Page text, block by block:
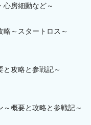
房細動など～
～スタートロス～
攻略と参戦記～
概要と攻略と参戦記～